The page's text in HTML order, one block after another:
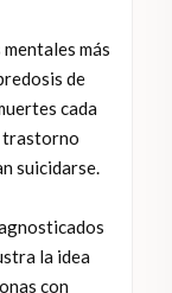
más
de
cada
trastorno
suicidarse.
la idea
con